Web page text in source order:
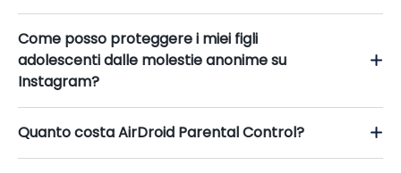
Come posso proteggere i miei figli
adolescenti dalle molestie anonime su
Instagram?
Quanto costa AirDroid Parental Control?